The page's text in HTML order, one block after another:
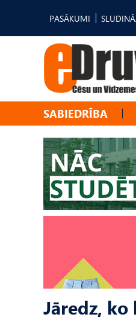
PASĀKUMI
SABIEDRĪBA
Jāredz,